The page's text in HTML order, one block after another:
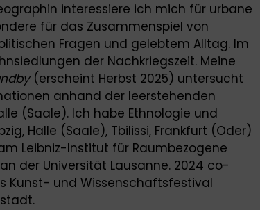
interessiere ich mich für urbane
für das Zusammenspiel von
Fragen und gelebtem Alltag. Im
der Nachkriegszeit. Meine
(erscheint Herbst 2025) untersucht
anhand der leerstehenden
(Saale). Ich habe Ethnologie und
Halle (Saale), Tbilissi, Frankfurt (Oder)
Leibniz-Institut für Raumbezogene
der Universität Lausanne. 2024 co-
Kunst- und Wissenschaftsfestival